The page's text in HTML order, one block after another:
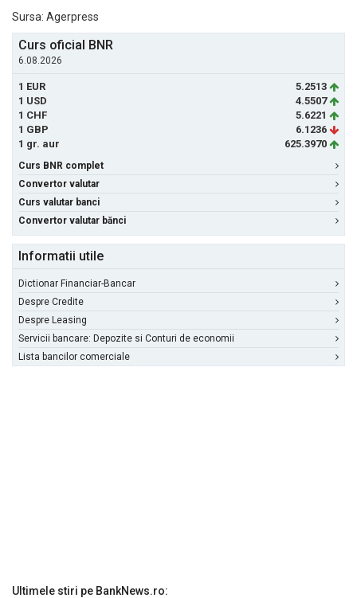
Sursa: Agerpress
Curs oficial BNR
6.08.2026
1 EUR
5.2513
1 USD
4.5507
1 CHF
5.6221
1 GBP
6.1236
1 gr. aur
625.3970
Curs BNR complet
Convertor valutar
Curs valutar banci
Convertor valutar bănci
Informatii utile
Dictionar Financiar-Bancar
Despre Credite
Despre Leasing
Servicii bancare: Depozite si Conturi de economii
Lista bancilor comerciale
Ultimele stiri pe BankNews.ro: